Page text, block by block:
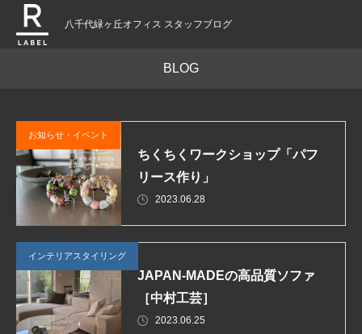
八千代緑ヶ丘オフィス スタッフブログ
BLOG
お知らせ・イベント
ちくちくワークショップ「パフ
リース作り」
2023.06.28
インテリアスタイリング
JAPAN-MADEの高品質ソファ
［中村工芸］
2023.06.25